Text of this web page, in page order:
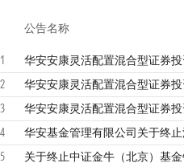
公告名称
1
2
3
4
5